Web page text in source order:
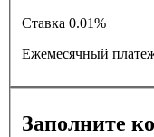
Ставка 0.01%
Ежемесячный
Заполните